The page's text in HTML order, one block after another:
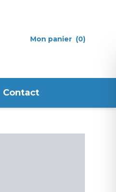
Mon panier (0)
Contact